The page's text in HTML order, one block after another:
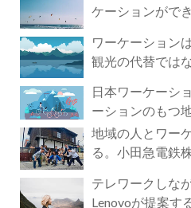
ケーションがで
ワーケーション
観光の代替では
日本ワーケーシ
ーションのもつ
地域の人とワー
る。小田急電鉄
テレワークしな
Lenovoが提案す